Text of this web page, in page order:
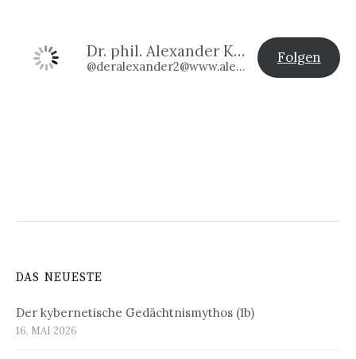
Dr. phil. Alexander Klier
@deralexander2@www.alexander-klier.net
Folgen
DAS NEUESTE
Der kybernetische Gedächtnismythos (1b)
16. MAI 2026